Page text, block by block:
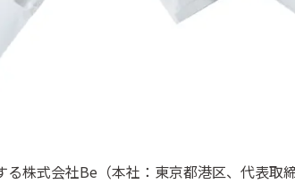
株式会社Be（本社：東京都港区、代表取